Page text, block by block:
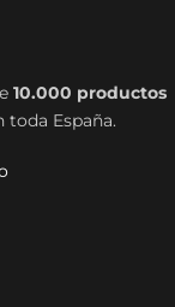
10.000 productos
toda España.